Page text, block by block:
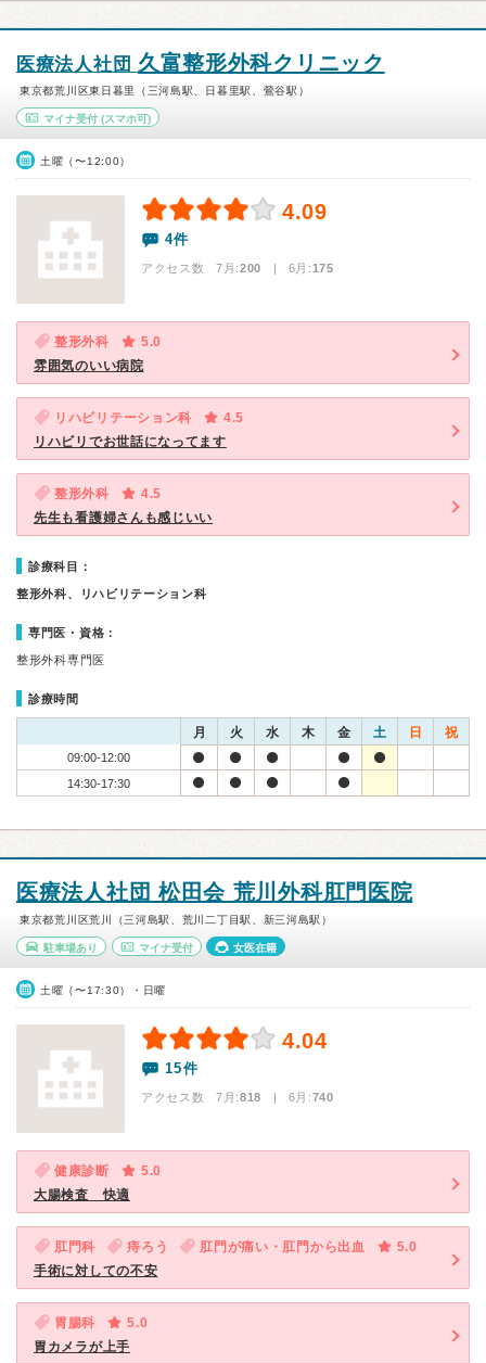
医療法人社団 久富整形外科クリニック
東京都荒川区東日暮里（三河島駅、日暮里駅、鶯谷駅）
マイナ受付 (スマホ可)
土曜（〜12:00）
4.09
4件
アクセス数 7月:200 | 6月:175
整形外科
5.0
雰囲気のいい病院
リハビリテーション科
4.5
リハビリでお世話になってます
整形外科
4.5
先生も看護婦さんも感じいい
診療科目：
整形外科、リハビリテーション科
専門医・資格：
整形外科専門医
診療時間
月 火 水 木 金 土 日 祝
09:00-12:00
14:30-17:30
医療法人社団 松田会 荒川外科肛門医院
東京都荒川区荒川（三河島駅、荒川二丁目駅、新三河島駅）
駐車場あり マイナ受付 女医在籍
土曜（〜17:30）・日曜
4.04
15件
アクセス数 7月:818 | 6月:740
健康診断
5.0
大腸検査 快適
肛門科 痔ろう 肛門が痛い・肛門から出血
5.0
手術に対しての不安
胃腸科
5.0
胃カメラが上手